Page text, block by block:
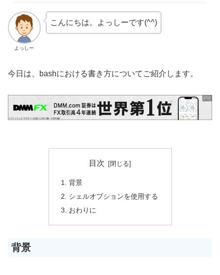
よっしー
こんにちは。よっしーです(^^)
今日は、bashにおける書き方についてご紹介します。
目次
背景
シェルオプションを使用する
おわりに
背景